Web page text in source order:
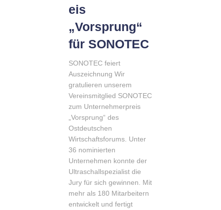
eis
„Vorsprung“
für SONOTEC
SONOTEC feiert
Auszeichnung Wir
gratulieren unserem
Vereinsmitglied SONOTEC
zum Unternehmerpreis
„Vorsprung“ des
Ostdeutschen
Wirtschaftsforums. Unter
36 nominierten
Unternehmen konnte der
Ultraschallspezialist die
Jury für sich gewinnen. Mit
mehr als 180 Mitarbeitern
entwickelt und fertigt